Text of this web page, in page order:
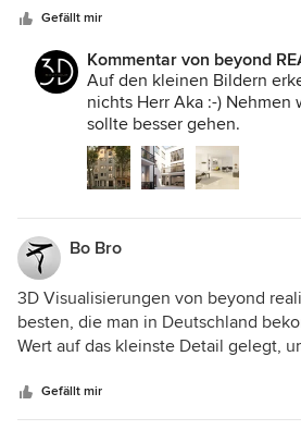
Gefällt mir
Kommentar von beyond
Architekturvisualisierung:
Auf den kleinen Bildern
nichts Herr Aka :-) Nehmen
sollte besser gehen.
Bo Bro
3D Visualisierungen von beyond
besten, die man in Deutschland
Wert auf das kleinste Detail gelegt,
das Team extrem ausgeschlafen und
Bereichen Immobilienmarketing
Gefällt mir